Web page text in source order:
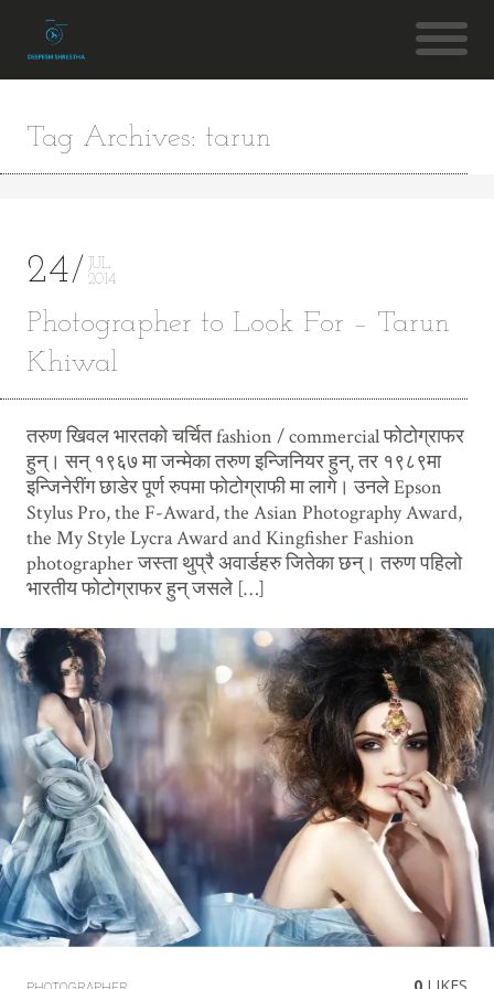
Tag Archives: tarun
24
JUL
2014
Photographer to Look For – Tarun
Khiwal
तरुण खिवल भारतको चर्चित fashion / commercial फोटोग्राफर
हुन्। सन् १९६७ मा जन्मेका तरुण इन्जिनियर हुन्, तर १९८९मा
इन्जिनेरींग छाडेर पूर्ण रुपमा फोटोग्राफी मा लागे। उनले Epson
Stylus Pro, the F-Award, the Asian Photography Award,
the My Style Lycra Award and Kingfisher Fashion
photographer जस्ता थुप्रै अवार्डहरु जितेका छन्। तरुण पहिलो
भारतीय फोटोग्राफर हुन् जसले […]